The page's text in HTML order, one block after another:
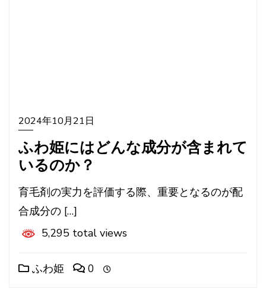
2024年10月21日
ふわ姫にはどんな成分が含まれて
いるのか？
育毛剤の実力を評価する際、重要となるのが配
合成分の […]
5,295 total views
ふわ姫 0